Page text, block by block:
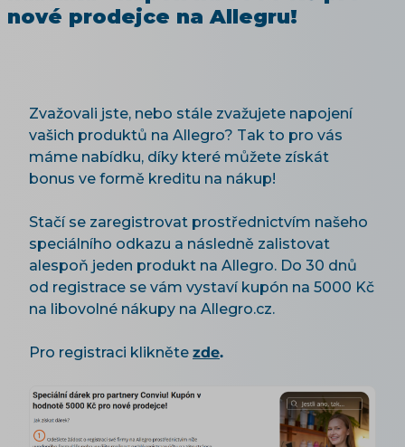
nové prodejce na Allegru!
Zvažovali jste, nebo stále zvažujete napojení
vašich produktů na Allegro? Tak to pro vás
máme nabídku, díky které můžete získát
bonus ve formě kreditu na nákup!
Stačí se zaregistrovat prostřednictvím našeho
speciálního odkazu a následně zalistovat
alespoň jeden produkt na Allegro. Do 30 dnů
od registrace se vám vystaví kupón na 5000 Kč
na libovolné nákupy na Allegro.cz.
Pro registraci klikněte zde.